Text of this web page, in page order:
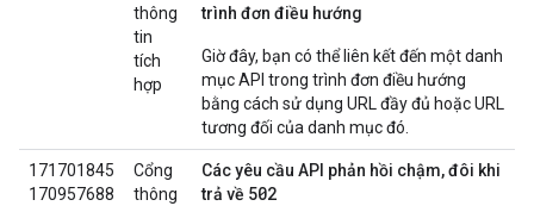
thông
tin
tích
hợp
trình đơn điều hướng
Giờ đây, bạn có thể liên kết đến một danh
mục API trong trình đơn điều hướng
bằng cách sử dụng URL đầy đủ hoặc URL
tương đối của danh mục đó.
171701845
170957688
Cổng
thông
Các yêu cầu API phản hồi chậm, đôi khi
trả về 502